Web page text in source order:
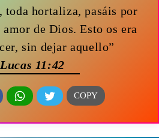
toda hortaliza, pasáis por
de Dios. Esto os era
sin dejar aquello”
11:42